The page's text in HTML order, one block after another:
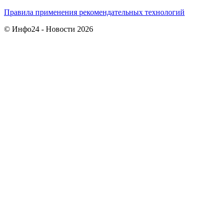
Правила применения рекомендательных технологий
© Инфо24 - Новости 2026